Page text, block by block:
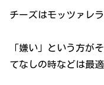
チーズはモッツァレ
「嫌い」という方が
てなしの時などは最